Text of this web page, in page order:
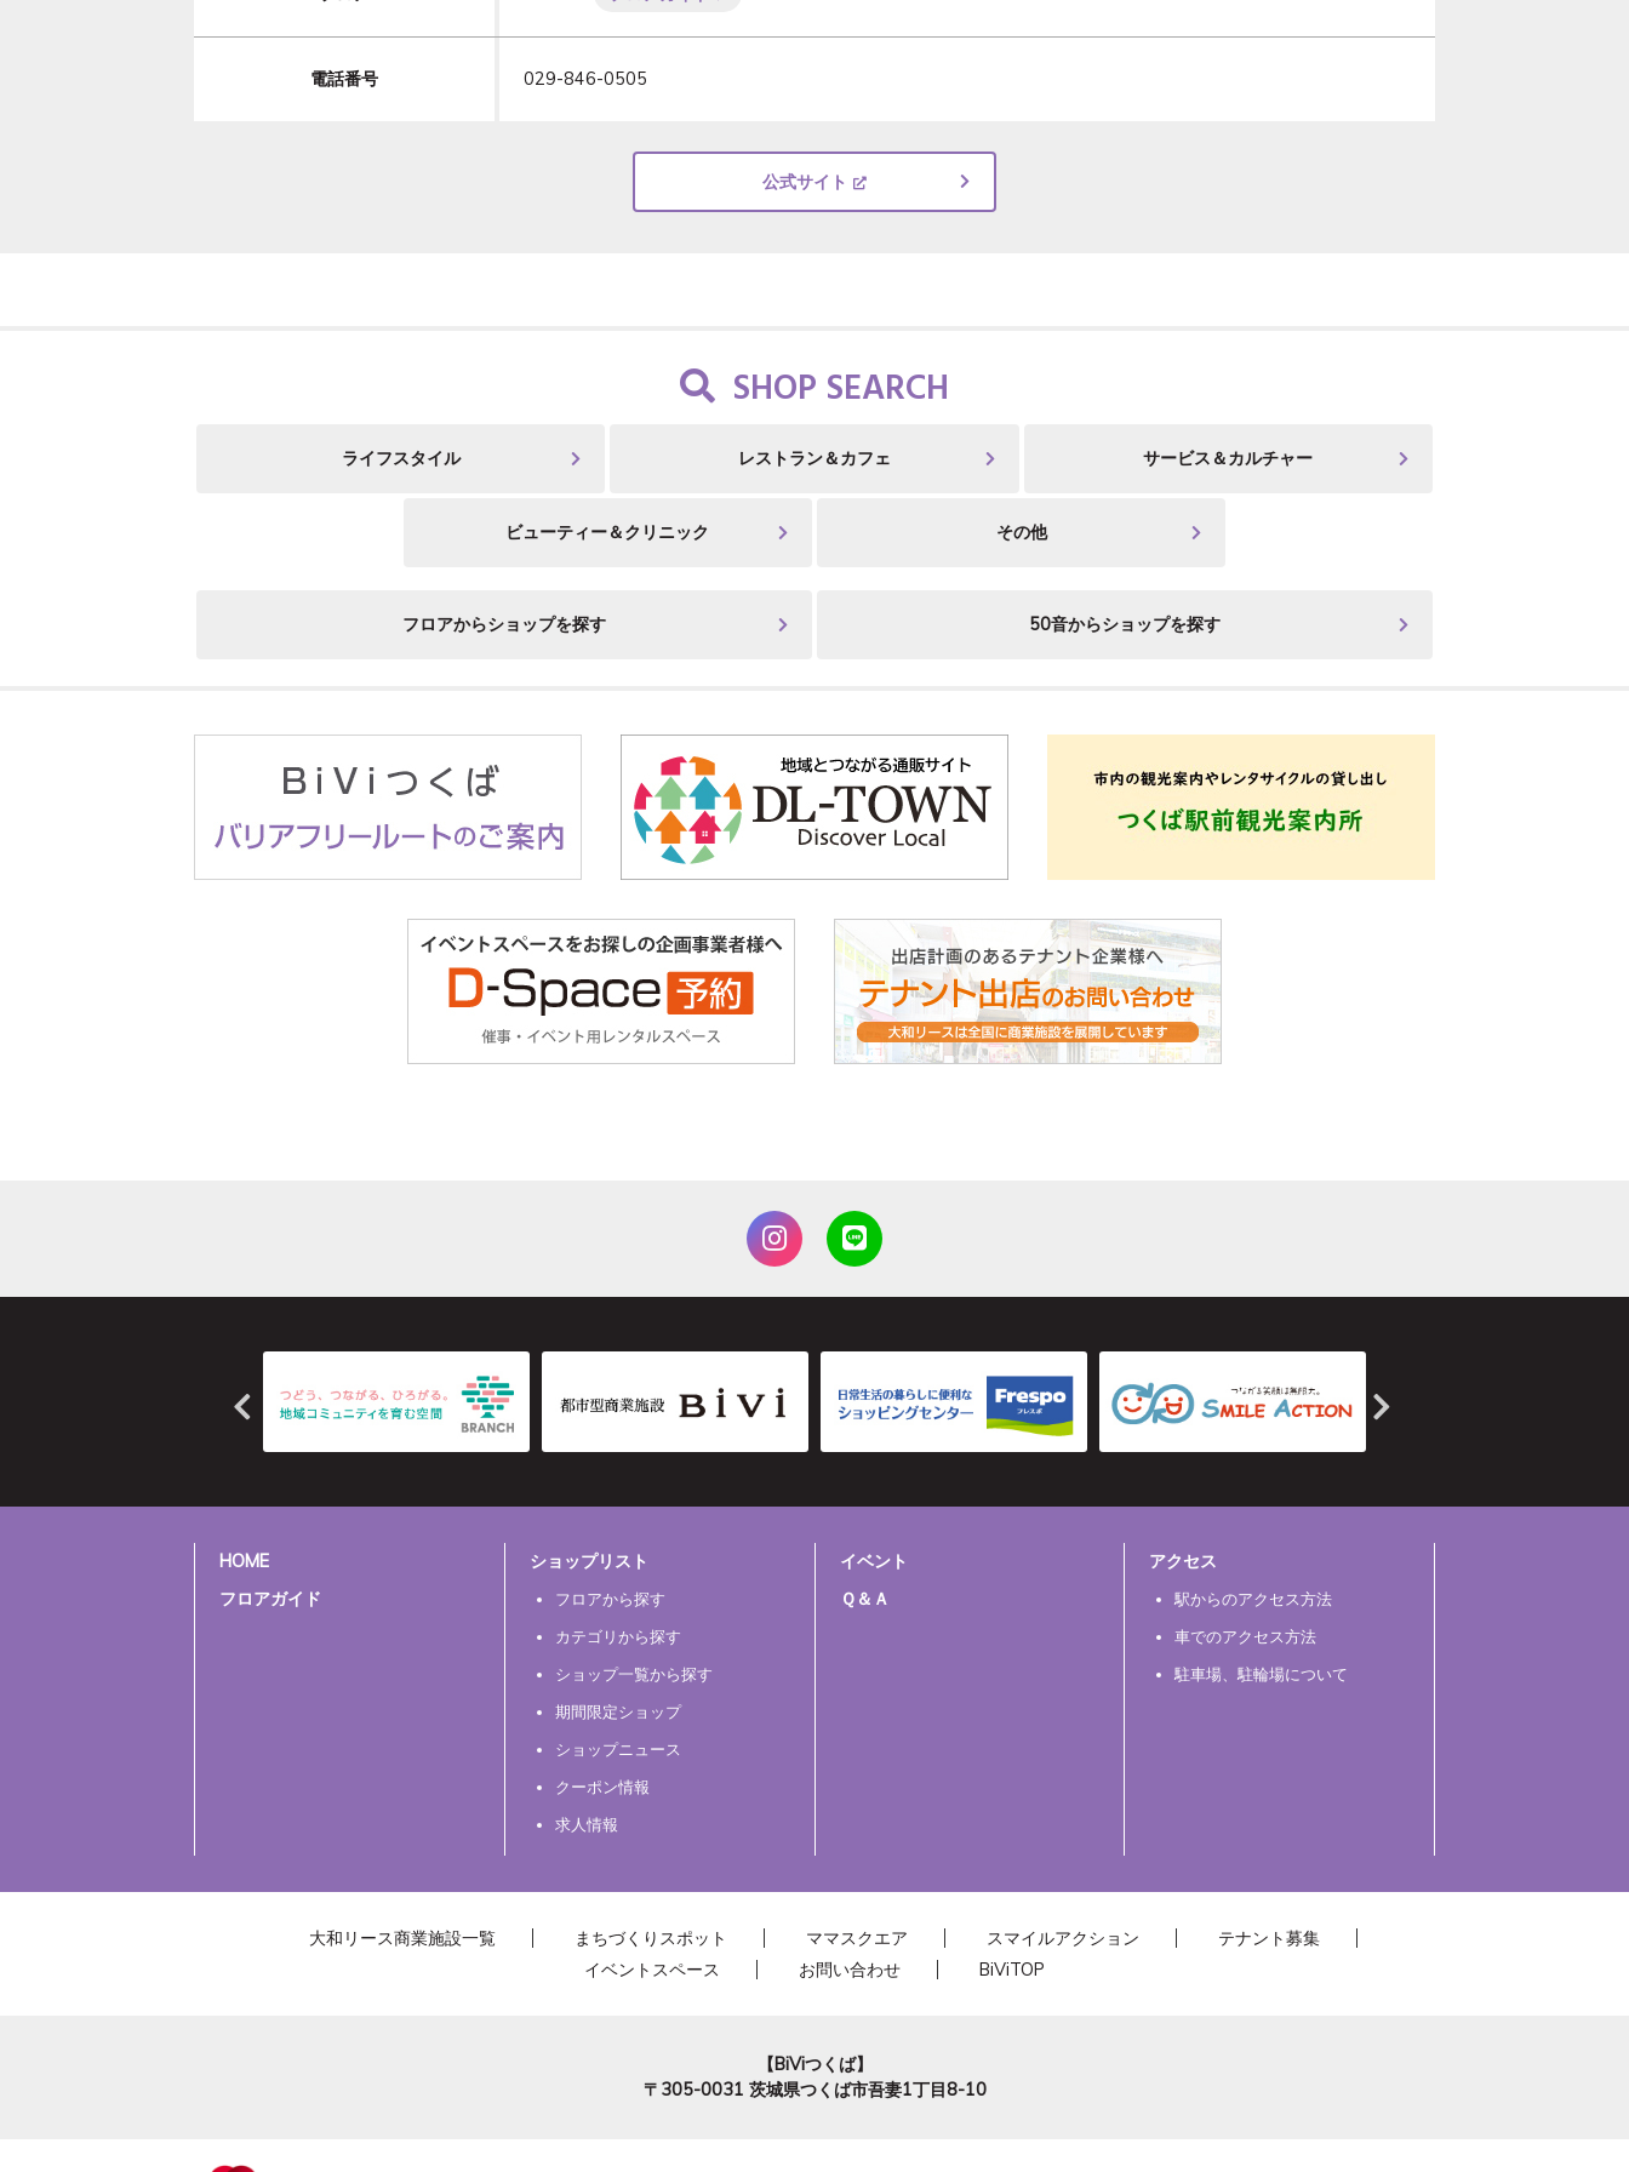
電話番号 029-846-0505
公式サイト
SHOP SEARCH
ライフスタイル レストラン＆カフェ サービス＆カルチャー
ビューティー＆クリニック その他
フロアからショップを探す 50音からショップを探す
HOME
フロアガイド
ショップリスト
フロアから探す
カテゴリから探す
ショップ一覧から探す
期間限定ショップ
ショップニュース
クーポン情報
求人情報
イベント
Ｑ＆Ａ
アクセス
駅からのアクセス方法
車でのアクセス方法
駐車場、駐輪場について
大和リース商業施設一覧 まちづくりスポット ママスクエア スマイルアクション
テナント募集
イベントスペース
お問い合わせ BiViTOP
【BiViつくば】
〒305-0031 茨城県つくば市吾妻1丁目8-10